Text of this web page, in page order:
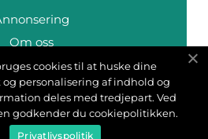
Om oss
Cookies
oss
Sitemap
cookies til at huske dine
personalisering af indhold og
deles med tredjepart. Ved
godkender du cookiepolitikken.
Privatlivspolitik